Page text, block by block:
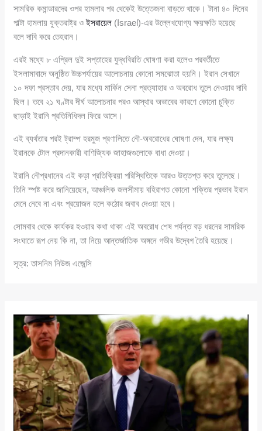
সামরিক কমান্ডারদের ওপর হামলার পর থেকেই উত্তেজনা বাড়তে থাকে। টানা ৪০ দিনের
পাল্টা হামলায় যুক্তরাষ্ট্র ওইসরায়েল (Israel)-এর উল্লেখযোগ্য ক্ষয়ক্ষতি হয়েছে
বলে দাবি করে তেহরান।
এরই মধ্যে ৮ এপ্রিল দুই সপ্তাহের যুদ্ধবিরতি ঘোষণা করা হলেও পরবর্তীতে
ইসলামাবাদে অনুষ্ঠিত উচ্চপর্যায়ের আলোচনায় কোনো সমঝোতা হয়নি। ইরান সেখানে
১০ দফা প্রস্তাব দেয়, যার মধ্যে মার্কিন সেনা প্রত্যাহার ও অবরোধ তুলে নেওয়ার দাবি
ছিল। তবে ২১ ঘণ্টার দীর্ঘ আলোচনার পরও আস্থার অভাবের কারণে কোনো চুক্তি
ছাড়াই ইরানি প্রতিনিধিদল ফিরে আসে।
এই ব্যর্থতার পরই ট্রাম্প হরমুজ প্রণালিতে নৌ-অবরোধের ঘোষণা দেন, যার লক্ষ্য
ইরানকে টোল প্রদানকারী বাণিজ্যিক জাহাজগুলোকে বাধা দেওয়া।
ইরানি নৌপ্রধানের এই কড়া প্রতিক্রিয়া পরিস্থিতিকে আরও উত্তপ্ত করে তুলেছে।
তিনি স্পষ্ট করে জানিয়েছেন, আঞ্চলিক জলসীমায় বহিরাগত কোনো শক্তির প্রভাব ইরান
মেনে নেবে না এবং প্রয়োজন হলে কঠোর জবাব দেওয়া হবে।
সোমবার থেকে কার্যকর হওয়ার কথা থাকা এই অবরোধ শেষ পর্যন্ত বড় ধরনের সামরিক
সংঘাতে রূপ নেয় কি না, তা নিয়ে আন্তর্জাতিক অঙ্গনে গভীর উদ্বেগ তৈরি হয়েছে।
সূত্র: তাসনিম নিউজ এজেন্সি